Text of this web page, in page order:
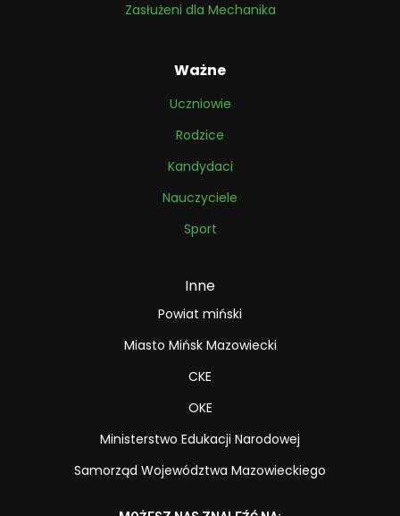
Zasłużeni dla Mechanika
Ważne
Uczniowie
Rodzice
Kandydaci
Nauczyciele
Sport
Inne
Powiat miński
Miasto Mińsk Mazowiecki
CKE
OKE
Ministerstwo Edukacji Narodowej
Samorząd Województwa Mazowieckiego